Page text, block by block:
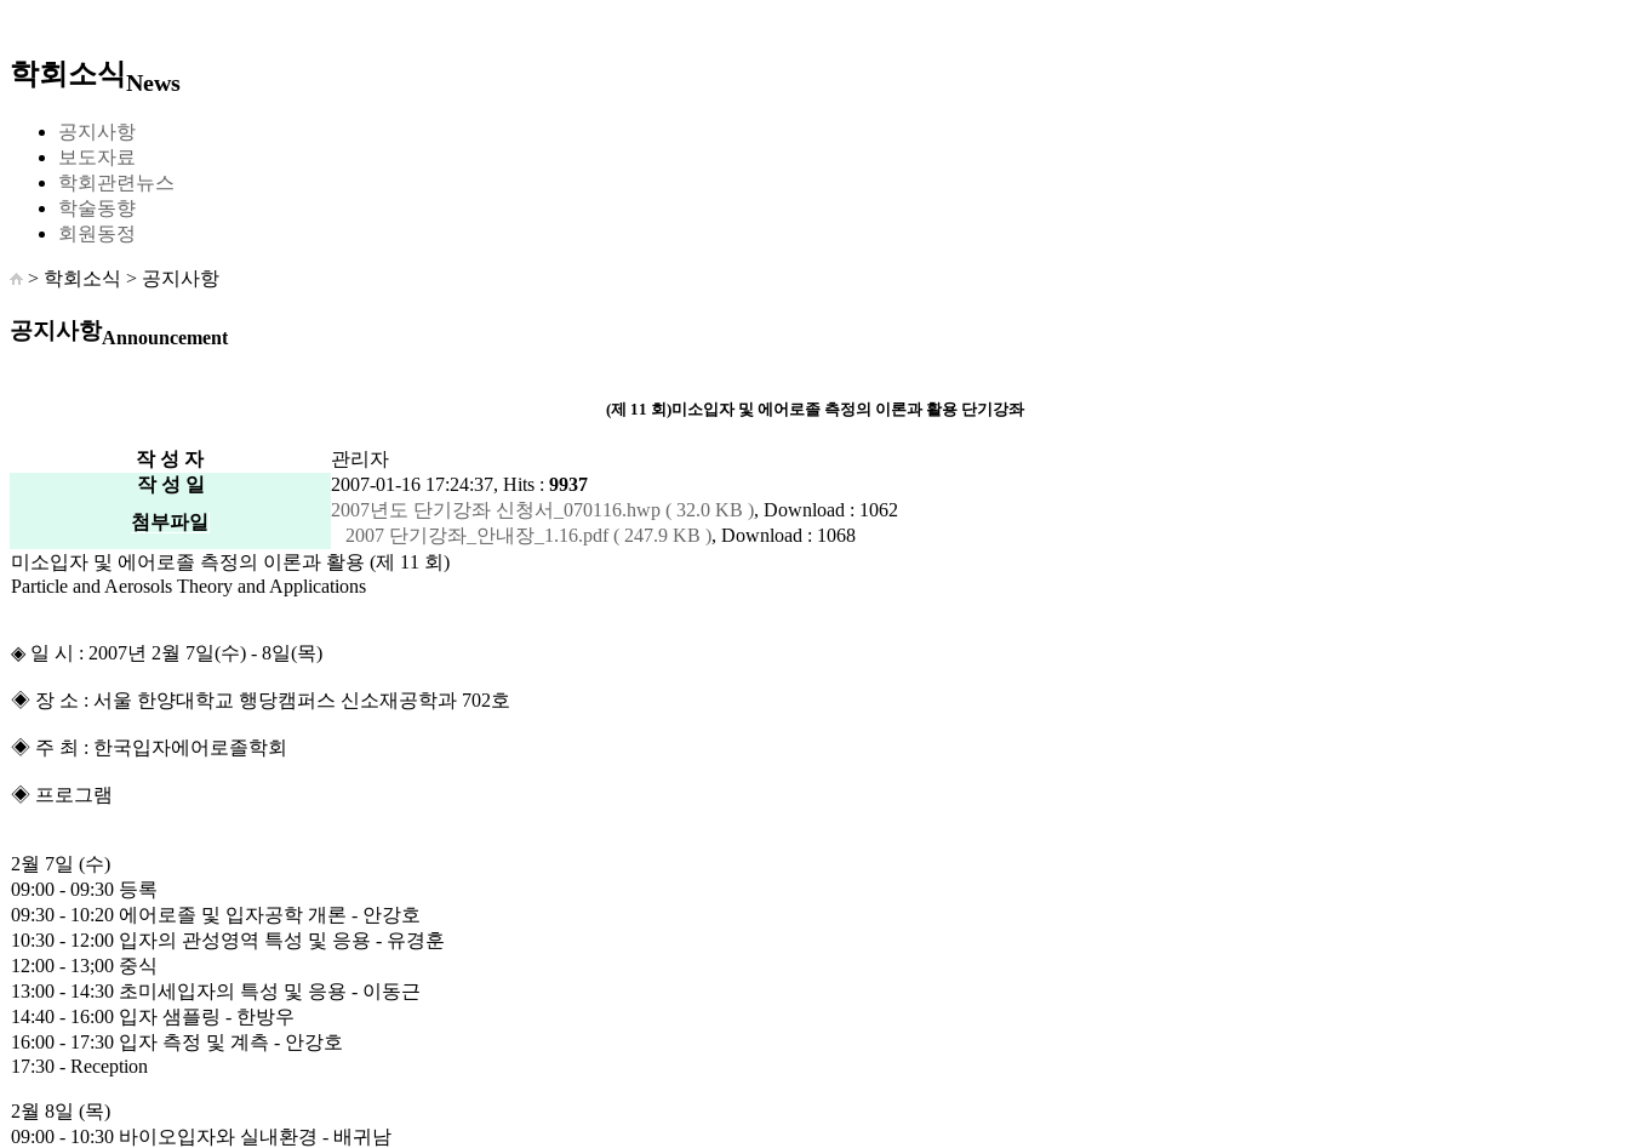
학회소식News
공지사항
보도자료
학회관련뉴스
학술동향
회원동정
> 학회소식 > 공지사항
공지사항Announcement
(제 11 회)미소입자 및 에어로졸 측정의 이론과 활용 단기강좌
작 성 자
관리자
작 성 일
2007-01-16 17:24:37, Hits : 9937
첨부파일
2007년도 단기강좌 신청서_070116.hwp ( 32.0 KB ), Download : 1062
2007 단기강좌_안내장_1.16.pdf ( 247.9 KB ), Download : 1068
미소입자 및 에어로졸 측정의 이론과 활용 (제 11 회)
Particle and Aerosols Theory and Applications
◈ 일 시 : 2007년 2월 7일(수) - 8일(목)
◈ 장 소 : 서울 한양대학교 행당캠퍼스 신소재공학과 702호
◈ 주 최 : 한국입자에어로졸학회
◈ 프로그램
2월 7일 (수)
09:00 - 09:30 등록
09:30 - 10:20 에어로졸 및 입자공학 개론 - 안강호
10:30 - 12:00 입자의 관성영역 특성 및 응용 - 유경훈
12:00 - 13;00 중식
13:00 - 14:30 초미세입자의 특성 및 응용 - 이동근
14:40 - 16:00 입자 샘플링 - 한방우
16:00 - 17:30 입자 측정 및 계측 - 안강호
17:30 - Reception
2월 8일 (목)
09:00 - 10:30 바이오입자와 실내환경 - 배귀남